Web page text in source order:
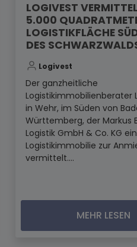
LOGIVEST
5.000
LOGISTIKFLÄCHE
DES
Logivest
Der ganzheitliche
Logistikimmobilienberater
in Wehr, im Süden von
Württemberg, der Markus
Logistik GmbH & Co. KG
Logistikimmobilie zur
vermittelt....
MEHR LESEN